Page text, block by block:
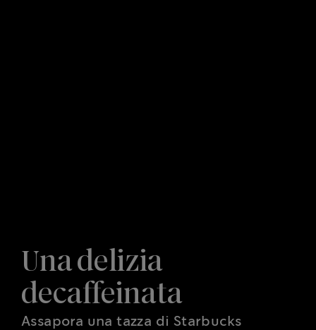
Una delizia
decaffeinata
Assapora una tazza di Starbucks